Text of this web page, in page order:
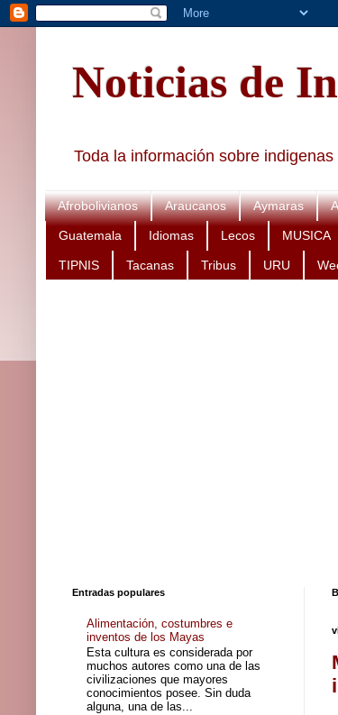
Noticias de
Toda la información sobre indigenas
Afrobolivianos Araucanos Aymaras
Guatemala Idiomas Lecos MUSICA
TIPNIS Tacanas Tribus URU
Entradas populares
Alimentación, costumbres e
inventos de los Mayas
Esta cultura es considerada por
muchos autores como una de las
civilizaciones que mayores
conocimientos posee. Sin duda
alguna, una de las...